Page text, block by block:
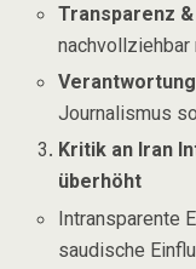
Transparenz
nachvollziehbar
Journalismus
Kritik an Iran
überhöht
Intransparente
saudische